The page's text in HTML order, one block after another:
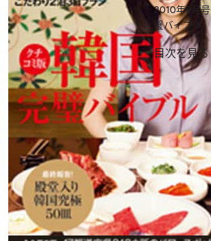
2010年9月号
璧バイブル
目次を見る